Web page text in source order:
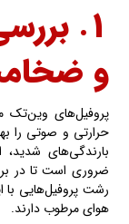
۱.
و
حرارتی و صوتی را
ضروری است تا در
رشت پروفیل‌هایی
هوای مرطوب دارند.